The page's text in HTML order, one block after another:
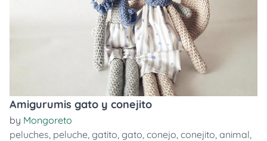
Amigurumis gato y conejito
by Mongoreto
peluches, peluche, gatito, gato, conejo, conejito, animal,